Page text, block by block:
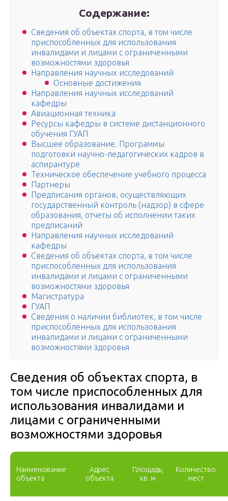
Содержание:
Сведения об объектах спорта, в том числе
приспособленных для использования
инвалидами и лицами с ограниченными
возможностями здоровья
Направления научных исследований
Основные достижения
Направления научных исследований
кафедры
Авиационная техника
Ресурсы кафедры в системе дистанционного
обучения ГУАП
Высшее образование. Программы
подготовки научно-педагогических кадров в
аспирантуре
Техническое обеспечение учебного процесса
Партнеры
Предписания органов, осуществляющих
государственный контроль (надзор) в сфере
образования, отчеты об исполнении таких
предписаний
Направления научных исследований
кафедры
Сведения об объектах спорта, в том числе
приспособленных для использования
инвалидами и лицами с ограниченными
возможностями здоровья
Магистратура
ГУАП
Сведения о наличии библиотек, в том числе
приспособленных для использования
инвалидами и лицами с ограниченными
возможностями здоровья
Сведения об объектах спорта, в
том числе приспособленных для
использования инвалидами и
лицами с ограниченными
возможностями здоровья
Наименование
объекта
Адрес
объекта
Площадь,
кв. м
Количество
мест